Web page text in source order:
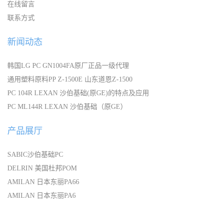
在线留言
联系方式
新闻动态
韩国LG PC GN1004FA原厂正品一级代理
通用塑料原料PP Z-1500E 山东道恩Z-1500
PC 104R LEXAN 沙伯基础(原GE)的特点及应用
PC ML144R LEXAN 沙伯基础（原GE）
产品展厅
SABIC沙伯基础PC
DELRIN 美国杜邦POM
AMILAN 日本东丽PA66
AMILAN 日本东丽PA6